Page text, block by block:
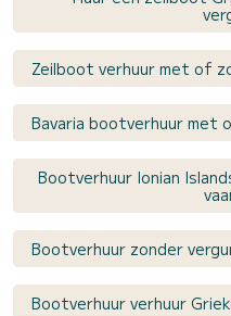
Zeilboot verhuur met of
Bavaria bootverhuur met
Bootverhuur Ionian
Bootverhuur zonder
Bootverhuur verhuur